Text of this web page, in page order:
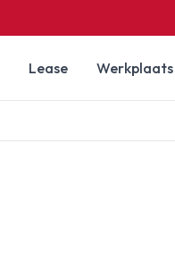
Lease Werkplaats